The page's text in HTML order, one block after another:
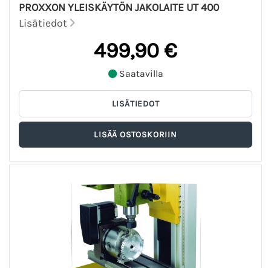
PROXXON YLEISKÄYTÖN JAKOLAITE UT 400
Lisätiedot
499,90 €
Saatavilla